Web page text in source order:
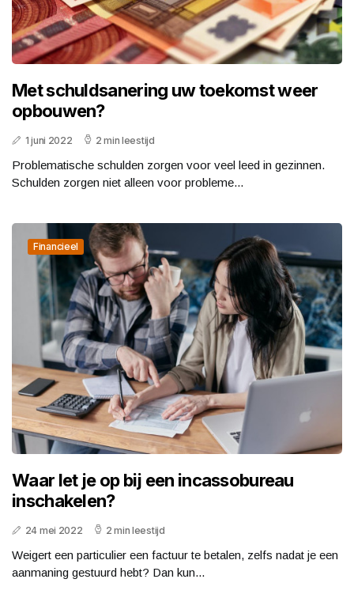
Met schuldsanering uw toekomst weer
opbouwen?
1 juni 2022 2 min leestijd
Problematische schulden zorgen voor veel leed in gezinnen.
Schulden zorgen niet alleen voor probleme...
Financieel
Waar let je op bij een incassobureau
inschakelen?
24 mei 2022 2 min leestijd
Weigert een particulier een factuur te betalen, zelfs nadat je een
aanmaning gestuurd hebt? Dan kun...